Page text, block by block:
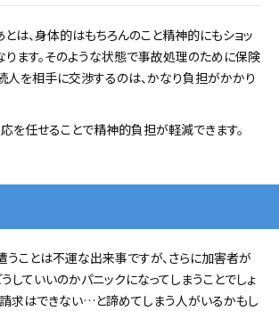
は、身体的はもちろんのこと精神的にもショッ
ます。そのような状態で事故処理のために保険
を相手に交渉するのは、かなり負担がかかり
を任せることで精神的負担が軽減できます。
ことは不運な出来事ですが、さらに加害者が
していいのかパニックになってしまうことでしょ
求はできない…と諦めてしまう人がいるかもし